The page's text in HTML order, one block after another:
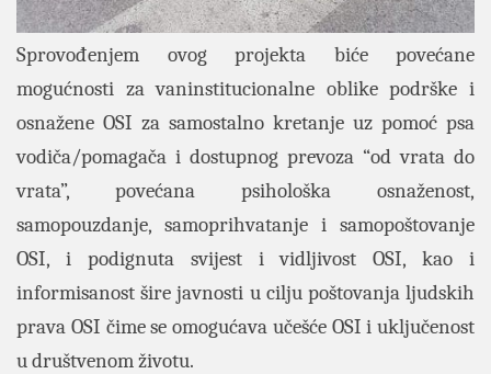
Sprovođenjem ovog projekta biće povećane
mogućnosti za vaninstitucionalne oblike podrške i
osnažene OSI za samostalno kretanje uz pomoć psa
vodiča/pomagača i dostupnog prevoza “od vrata do
vrata”, povećana psihološka osnaženost,
samopouzdanje, samoprihvatanje i samopoštovanje
OSI, i podignuta svijest i vidljivost OSI, kao i
informisanost šire javnosti u cilju poštovanja ljudskih
prava OSI čime se omogućava učešće OSI i uključenost
u društvenom životu.